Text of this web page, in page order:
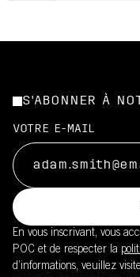
S'ABONNER À
VOTRE E-MAIL
En vous inscrivant, vous
POC et de respecter la
d’informations, veuillez